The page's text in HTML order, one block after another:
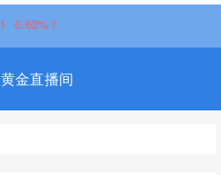
黄金直播间